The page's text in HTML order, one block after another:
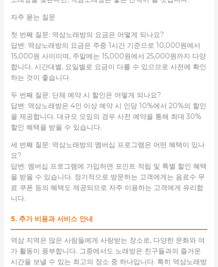
자주 묻는 질문
첫 번째 질문: 역삼노래방의 요금은 어떻게 되나요?
답변: 역삼노래방의 요금은 주중 1시간 기준으로 10,000원에서
15,000원 사이이며, 주말에는 15,000원에서 25,000원까지 다양
합니다. 시간대별, 요일별로 요금이 다를 수 있으므로 사전에 확인
하는 것이 좋습니다.
두 번째 질문: 단체 예약 시 할인은 어떻게 되나요?
답변: 역삼노래방은 4인 이상 예약 시 인당 10%에서 20%의 할인
을 제공합니다. 대규모 모임의 경우 사전 예약을 통해 최대 30%
할인 혜택을 받을 수 있습니다.
세 번째 질문: 역삼노래방의 멤버십 프로그램은 어떤 혜택이 있나
요?
답변: 멤버십 프로그램에 가입하면 포인트 적립 및 특별 할인 혜택
을 받을 수 있습니다. 정기적으로 방문하는 고객에게는 음료수 무
료 쿠폰 등의 혜택도 제공되므로 자주 이용하는 고객에게 유리합
니다.
5. 추가 비용과 서비스 안내
역삼 지역은 많은 사람들에게 사랑받는 장소로, 다양한 문화와 여
가 활동이 풍부합니다. 그중에서도 노래방은 친구들과의 즐거운
시간을 보낼 수 있는 최고의 장소 중 하나입니다. 특히 역삼노래방